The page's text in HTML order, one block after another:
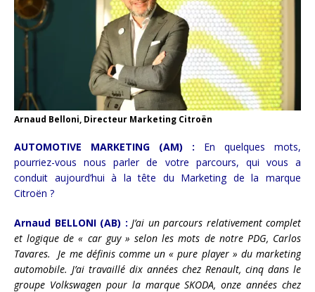
Arnaud Belloni, Directeur Marketing Citroën
AUTOMOTIVE MARKETING (AM) :
En quelques mots,
pourriez-vous nous parler de votre parcours, qui vous a
conduit aujourd’hui à la tête du Marketing de la marque
Citroën ?
Arnaud BELLONI (AB) : J’ai un parcours relativement complet
et logique de « car guy » selon les mots de notre PDG, Carlos
Tavares. Je me définis comme un « pure player » du marketing
automobile. J’ai travaillé dix années chez Renault, cinq dans le
groupe Volkswagen pour la marque SKODA, onze années chez